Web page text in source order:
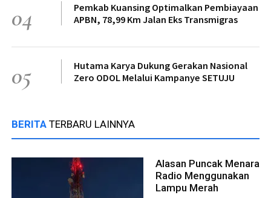
04
Pemkab Kuansing Optimalkan Pembiayaan
APBN, 78,99 Km Jalan Eks Transmigras
05
Hutama Karya Dukung Gerakan Nasional
Zero ODOL Melalui Kampanye SETUJU
BERITA TERBARU LAINNYA
Alasan Puncak Menara
Radio Menggunakan
Lampu Merah